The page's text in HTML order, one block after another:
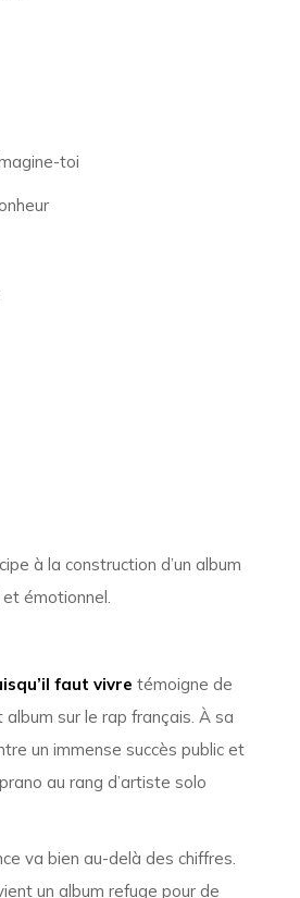
toi
à la construction d’un album
émotionnel.
faut vivre témoigne de
album sur le rap français. À sa
un immense succès public et
au rang d’artiste solo
va bien au-delà des chiffres.
un album refuge pour de